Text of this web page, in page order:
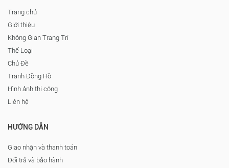
Trang chủ
Giới thiệu
Không Gian Trang Trí
Thể Loại
Chủ Đề
Tranh Đồng Hồ
Hình ảnh thi công
Liên hệ
HƯỚNG DẪN
Giao nhận và thanh toán
Đổi trả và bảo hành